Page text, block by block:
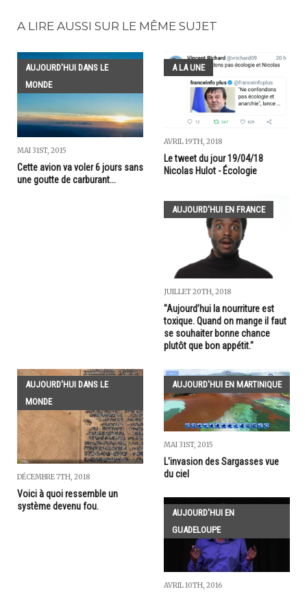
A LIRE AUSSI SUR LE MÊME SUJET
AUJOURD'HUI DANS LE
MONDE
MAI 31ST, 2015
Cette avion va voler 6 jours sans
une goutte de carburant...
A LA UNE
AVRIL 19TH, 2018
Le tweet du jour 19/04/18
Nicolas Hulot - Écologie
AUJOURD'HUI EN FRANCE
JUILLET 20TH, 2018
"Aujourd’hui la nourriture est
toxique. Quand on mange il faut
se souhaiter bonne chance
plutôt que bon appétit."
AUJOURD'HUI DANS LE
MONDE
DÉCEMBRE 7TH, 2018
Voici à quoi ressemble un
système devenu fou.
AUJOURD'HUI EN MARTINIQUE
MAI 31ST, 2015
L'invasion des Sargasses vue
du ciel
AUJOURD'HUI EN
GUADELOUPE
AVRIL 10TH, 2016